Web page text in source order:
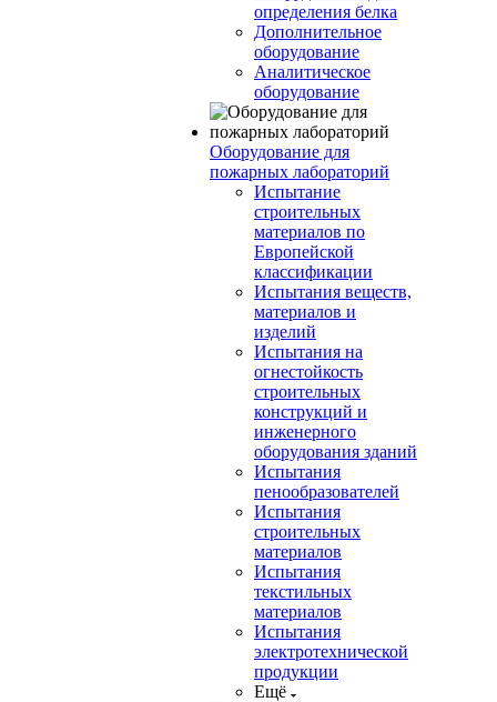
определения белка
Дополнительное
оборудование
Аналитическое
оборудование
Оборудование для
пожарных лабораторий
Испытание
строительных
материалов по
Европейской
классификации
Испытания веществ,
материалов и
изделий
Испытания на
огнестойкость
строительных
конструкций и
инженерного
оборудования зданий
Испытания
пенообразователей
Испытания
строительных
материалов
Испытания
текстильных
материалов
Испытания
электротехнической
продукции
Ещё